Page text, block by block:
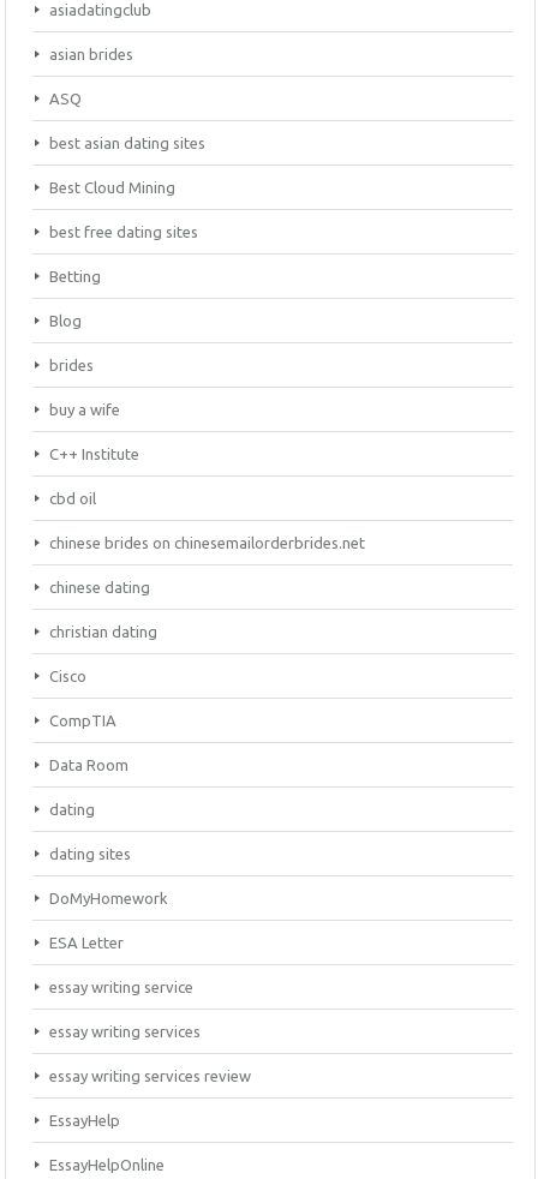
asiadatingclub
asian brides
ASQ
best asian dating sites
Best Cloud Mining
best free dating sites
Betting
Blog
brides
buy a wife
C++ Institute
cbd oil
chinese brides on chinesemailorderbrides.net
chinese dating
christian dating
Cisco
CompTIA
Data Room
dating
dating sites
DoMyHomework
ESA Letter
essay writing service
essay writing services
essay writing services review
EssayHelp
EssayHelpOnline